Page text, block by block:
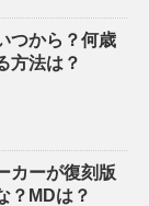
つから？何歳
方法は？
カーが復刻版
？MDは？